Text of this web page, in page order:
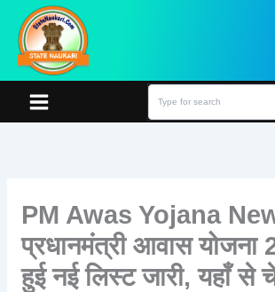
content
h
PM Awas Yojana
प्रधानमंत्री आवास योजना
हुई नई लिस्ट जारी, यहाँ